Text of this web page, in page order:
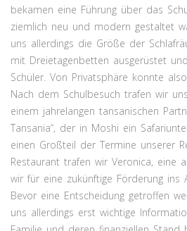
bekamen eine Führung über das
ziemlich neu und modern gestaltet
uns allerdings die Größe der
mit Dreietagenbetten ausgerüstet
Schüler. Von Privatsphäre konnte
Nach dem Schulbesuch trafen wir
einem jahrelangen tansanischen
Tansania“, der in Moshi ein
einen Großteil der Termine unserer
Restaurant trafen wir Veronica, eine
wir für eine zukünftige Förderung ins
Bevor eine Entscheidung getroffen
uns allerdings erst wichtige